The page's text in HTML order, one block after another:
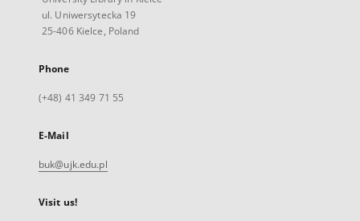
ul. Uniwersytecka 19
25-406 Kielce, Poland
Phone
(+48) 41 349 71 55
E-Mail
buk@ujk.edu.pl
Visit us!